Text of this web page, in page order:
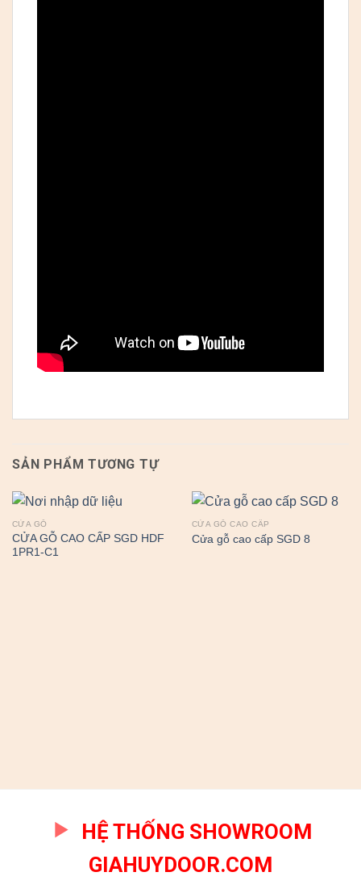
SẢN PHẨM TƯƠNG TỰ
CỬA GỖ
CỬA GỖ CAO CẤP SGD HDF
1PR1-C1
CỬA GỖ CAO CẤP
Cửa gỗ cao cấp SGD 8
HỆ THỐNG SHOWROOM
GIAHUYDOOR.COM